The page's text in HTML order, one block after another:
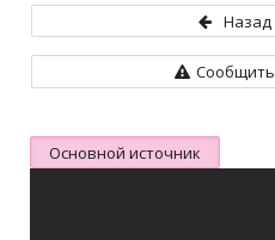
Назад
Основной источник